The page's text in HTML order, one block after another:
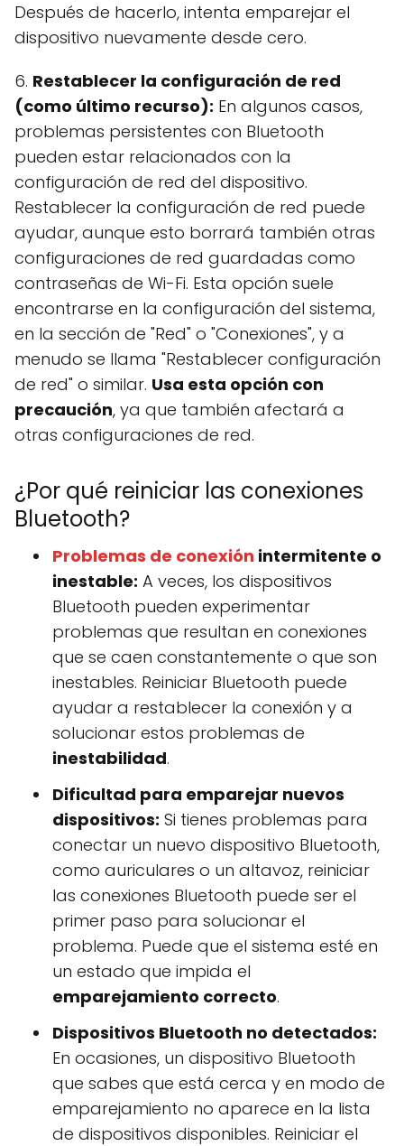
Después de hacerlo, intenta emparejar el
dispositivo nuevamente desde cero.
6. Restablecer la configuración de red
(como último recurso): En algunos casos,
problemas persistentes con Bluetooth
pueden estar relacionados con la
configuración de red del dispositivo.
Restablecer la configuración de red puede
ayudar, aunque esto borrará también otras
configuraciones de red guardadas como
contraseñas de Wi-Fi. Esta opción suele
encontrarse en la configuración del sistema,
en la sección de "Red" o "Conexiones", y a
menudo se llama "Restablecer configuración
de red" o similar. Usa esta opción con
precaución, ya que también afectará a
otras configuraciones de red.
¿Por qué reiniciar las conexiones
Bluetooth?
Problemas de conexión intermitente o
inestable: A veces, los dispositivos
Bluetooth pueden experimentar
problemas que resultan en conexiones
que se caen constantemente o que son
inestables. Reiniciar Bluetooth puede
ayudar a restablecer la conexión y a
solucionar estos problemas de
inestabilidad.
Dificultad para emparejar nuevos
dispositivos: Si tienes problemas para
conectar un nuevo dispositivo Bluetooth,
como auriculares o un altavoz, reiniciar
las conexiones Bluetooth puede ser el
primer paso para solucionar el
problema. Puede que el sistema esté en
un estado que impida el
emparejamiento correcto.
Dispositivos Bluetooth no detectados:
En ocasiones, un dispositivo Bluetooth
que sabes que está cerca y en modo de
emparejamiento no aparece en la lista
de dispositivos disponibles. Reiniciar el